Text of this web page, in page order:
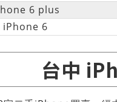
6 plus
iPhone 6
台中